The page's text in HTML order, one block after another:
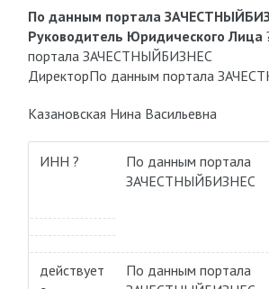
По данным портала
Руководитель Юридического Лица
портала ЗАЧЕСТНЫЙБИЗНЕС
ДиректорПо данным портала
Казановская Нина Васильевна
ИНН ?
По данным портала
ЗАЧЕСТНЫЙБИЗНЕС
действует
По данным портала